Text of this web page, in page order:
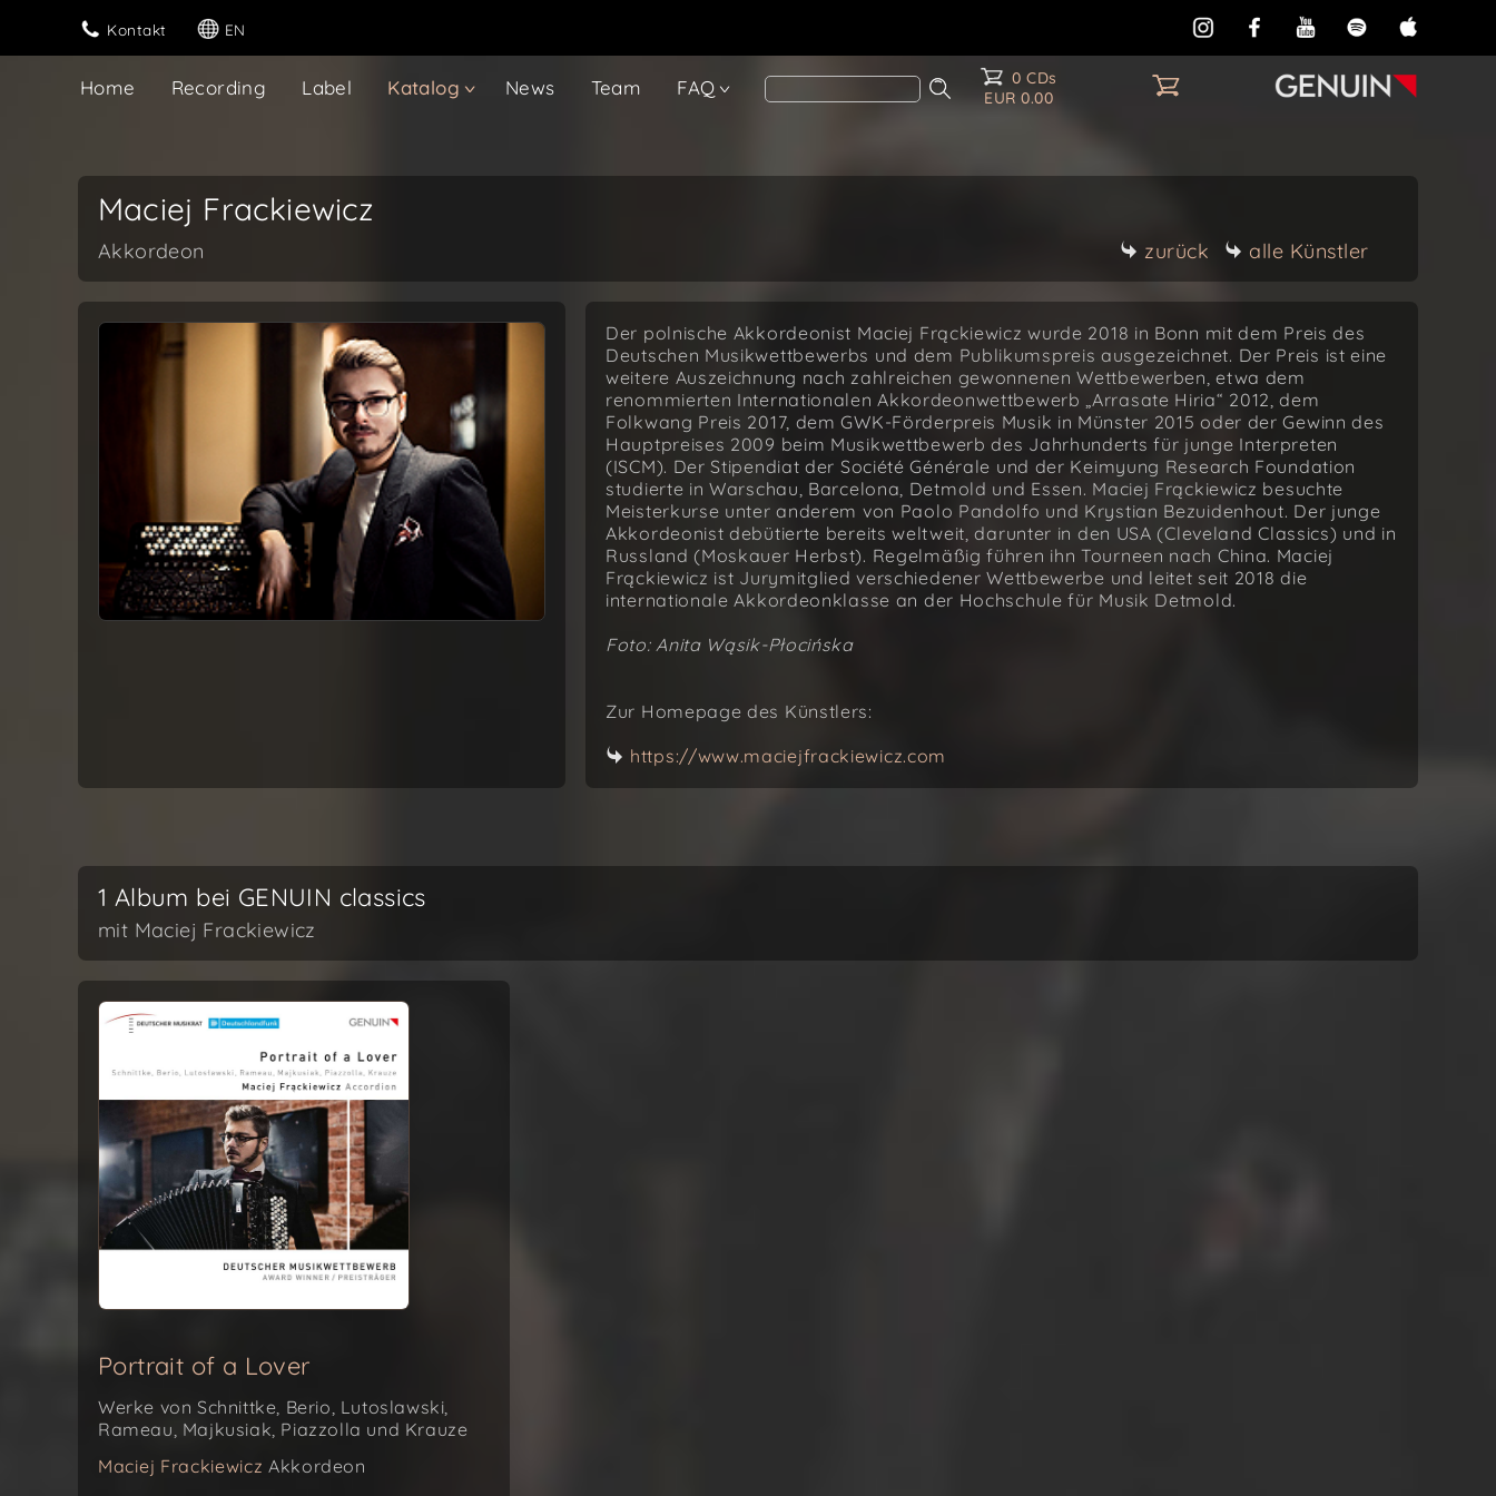
Kontakt EN
Home Recording Label Katalog News Team FAQ
0 CDs
EUR 0.00
Maciej Frackiewicz
Akkordeon zurück alle Künstler
Der polnische Akkordeonist Maciej Frąckiewicz wurde 2018 in Bonn mit dem Preis des
Deutschen Musikwettbewerbs und dem Publikumspreis ausgezeichnet. Der Preis ist eine
weitere Auszeichnung nach zahlreichen gewonnenen Wettbewerben, etwa dem
renommierten Internationalen Akkordeonwettbewerb „Arrasate Hiria“ 2012, dem
Folkwang Preis 2017, dem GWK-Förderpreis Musik in Münster 2015 oder der Gewinn des
Hauptpreises 2009 beim Musikwettbewerb des Jahrhunderts für junge Interpreten
(ISCM). Der Stipendiat der Société Générale und der Keimyung Research Foundation
studierte in Warschau, Barcelona, Detmold und Essen. Maciej Frąckiewicz besuchte
Meisterkurse unter anderem von Paolo Pandolfo und Krystian Bezuidenhout. Der junge
Akkordeonist debütierte bereits weltweit, darunter in den USA (Cleveland Classics) und in
Russland (Moskauer Herbst). Regelmäßig führen ihn Tourneen nach China. Maciej
Frąckiewicz ist Jurymitglied verschiedener Wettbewerbe und leitet seit 2018 die
internationale Akkordeonklasse an der Hochschule für Musik Detmold.
Foto: Anita Wąsik-Płocińska
Zur Homepage des Künstlers:
https://www.maciejfrackiewicz.com
1 Album bei GENUIN classics
mit Maciej Frackiewicz
Portrait of a Lover
Werke von Schnittke, Berio, Lutoslawski,
Rameau, Majkusiak, Piazzolla und Krauze
Maciej Frackiewicz Akkordeon